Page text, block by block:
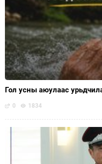
Гол усны аюулаас
0 1834